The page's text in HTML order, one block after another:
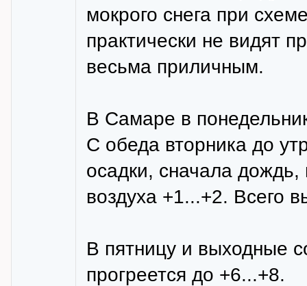
мокрого снега при
практически не видят
весьма приличным.
В Самаре в
С обеда вторника до
осадки, сначала
воздуха +1...+2. Всего
В пятницу и выходные
прогреется до +6...+8.